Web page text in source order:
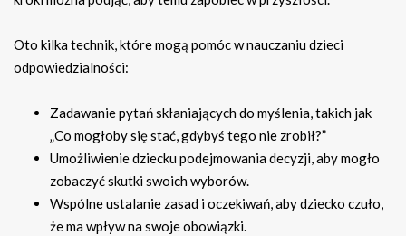
Oto kilka technik, które mogą pomóc w nauczaniu dzieci
odpowiedzialności:
Zadawanie pytań skłaniających do myślenia, takich jak
„Co mogłoby się stać, gdybyś tego nie zrobił?”
Umożliwienie dziecku podejmowania decyzji, aby mogło
zobaczyć skutki swoich wyborów.
Wspólne ustalanie zasad i oczekiwań, aby dziecko czuło,
że ma wpływ na swoje obowiązki.